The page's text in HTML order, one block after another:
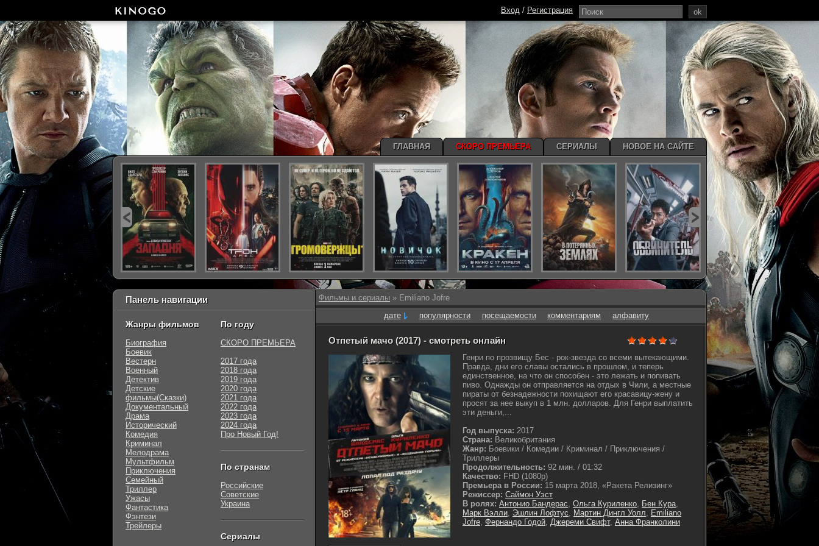
Фильмы и сериалы » Emiliano Jofre
дате
популярности посещаемости комментариям алфавиту
Отпетый мачо (2017) - смотреть онлайн
Генри по прозвищу Бес - рок-звезда со всеми вытекающими.
Правда, дни его славы остались в прошлом, и теперь
единственное, на что он способен - это лежать и попивать
пиво. Однажды он отправляется на отдых в Чили, а местные
пираты от безнадежности похищают его красавицу-жену и
просят за нее выкуп в 1 млн. долларов. Для Генри выплатить
эти деньги,...
Год выпуска: 2017
Страна: Великобритания
Жанр: Боевики / Комедии / Криминал / Приключения /
Триллеры
Продолжительность: 92 мин. / 01:32
Качество: FHD (1080p)
Премьера в России: 15 марта 2018, «Ракета Релизинг»
Режиссер: Саймон Уэст
В ролях: Антонио Бандерас, Ольга Куриленко, Бен Кура,
Марк Вэлли, Эшлин Лофтус, Мартин Дингл Уолл, Emiliano
Jofre, Фернандо Годой, Джереми Свифт, Анна Франколини
Панель навигации
Жанры фильмов
Биография
Боевик
Вестерн
Военный
Детектив
Детские
фильмы(Сказки)
Документальный
Драма
Исторический
Комедия
Криминал
Мелодрама
Мультфильм
Приключения
Семейный
Триллер
Ужасы
Фантастика
Фэнтези
Трейлеры
По году
СКОРО ПРЕМЬЕРА
2017 года
2018 года
2019 года
2020 года
2021 года
2022 года
2023 года
2024 года
Про Новый Год!
По странам
Российские
Советские
Украина
Сериалы
ok
Вход / Регистрация
ГЛАВНАЯ СКОРО ПРЕМЬЕРА СЕРИАЛЫ НОВОЕ НА САЙТЕ